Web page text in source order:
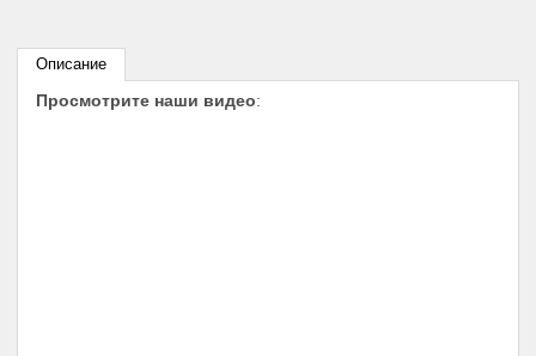
Описание
Просмотрите наши видео: